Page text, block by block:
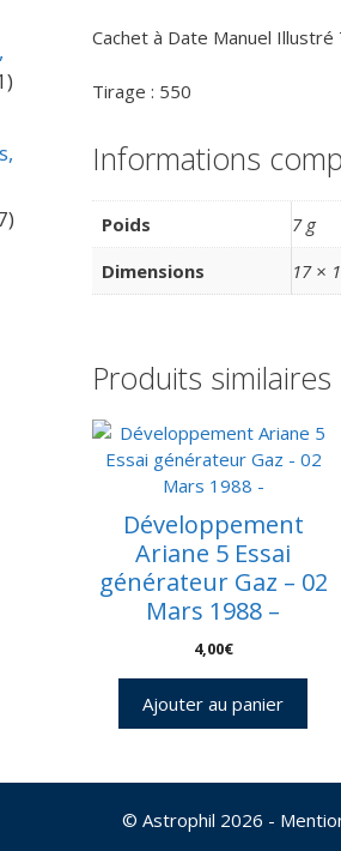
Cachet à Date Manuel Illustré
Tirage : 550
Informations
Poids
7 g
Dimensions
17 ×
Produits similaires
Développement
Ariane 5 Essai
générateur Gaz – 02
Mars 1988 –
4,00€
Ajouter au panier
© Astrophil 2026 -